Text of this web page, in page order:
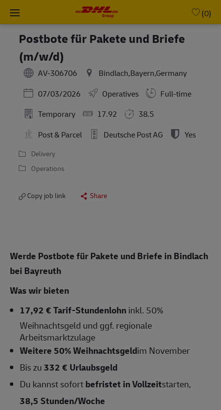
Skip to main content
(0)
Postbote für Pakete und Briefe
(m/w/d)
AV-306706
Bindlach,Bayern,Germany
Posted Date
07/03/2026 Operatives
Full-time
Temporary
17.92
38.5
Post & Parcel
Deutsche Post AG Yes
Delivery
Operations
Copy job link Share
Werde Postbote für Pakete und Briefe in Bindlach
bei Bayreuth
Was wir bieten
17,92 € Tarif-Stundenlohninkl. 50%
Weihnachtsgeld und ggf. regionale
Arbeitsmarktzulage
Weitere 50% Weihnachtsgeldim November
Bis zu332 € Urlaubsgeld
Du kannst sofortbefristet in Vollzeitstarten,
38,5 Stunden/Woche